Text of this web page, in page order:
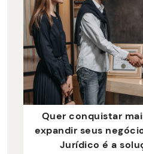
Quer conquistar
expandir seus
Jurídico é a